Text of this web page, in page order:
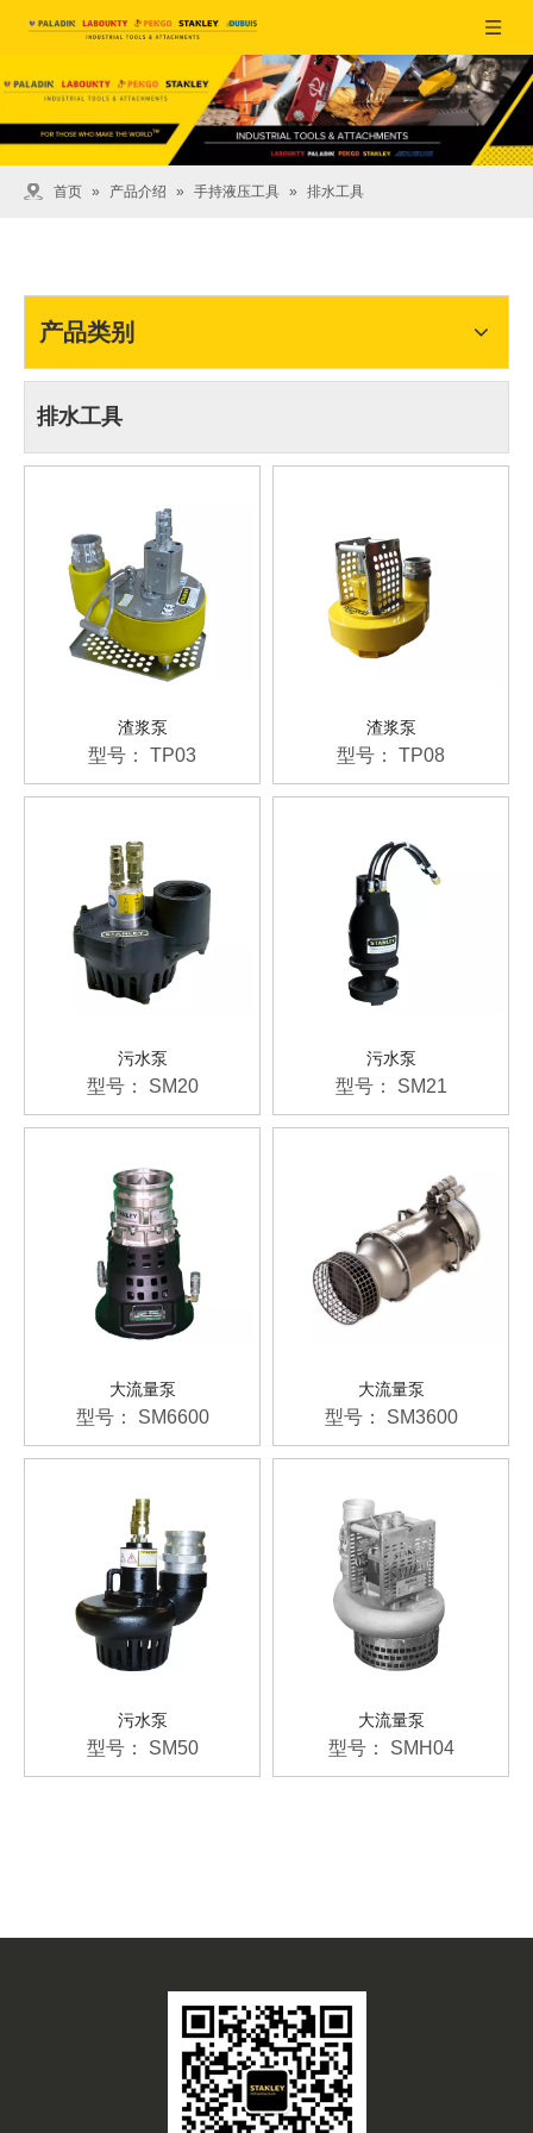
首页 » 产品介绍 » 手持液压工具 » 排水工具
产品类别
排水工具
渣浆泵
型号： TP03
渣浆泵
型号： TP08
污水泵
型号： SM20
污水泵
型号： SM21
大流量泵
型号： SM6600
大流量泵
型号： SM3600
污水泵
型号： SM50
大流量泵
型号： SMH04